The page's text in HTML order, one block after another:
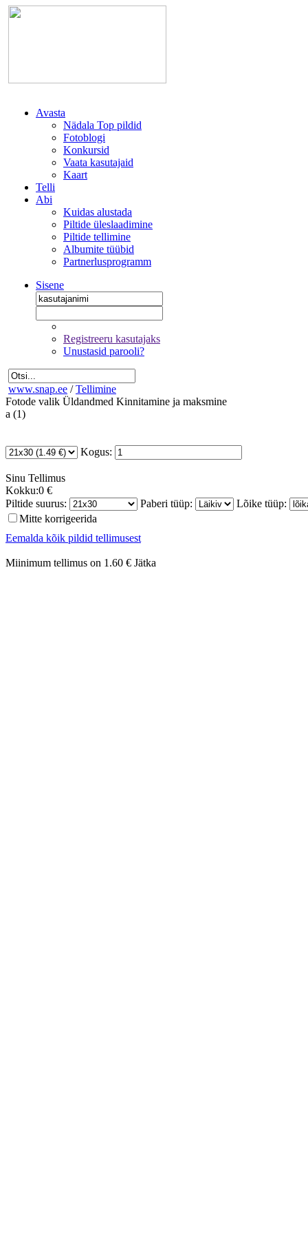
Avasta
Nädala Top pildid
Fotoblogi
Konkursid
Vaata kasutajaid
Kaart
Telli
Abi
Kuidas alustada
Piltide üleslaadimine
Piltide tellimine
Albumite tüübid
Partnerlusprogramm
Sisene
Registreeru kasutajaks
Unustasid parooli?
www.snap.ee / Tellimine
Fotode valik Üldandmed Kinnitamine ja maksmine
a (1)
Kogus:
Sinu Tellimus
Kokku:0 €
Piltide suurus:
Paberi tüüp:
Lõike tüüp:
Mitte korrigeerida
Eemalda kõik pildid tellimusest
Miinimum tellimus on 1.60 € Jätka